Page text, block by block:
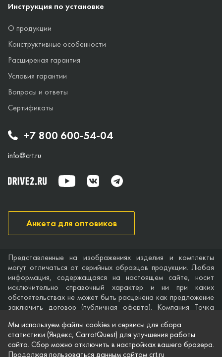
+7 800 600-54-04
info@crt.ru
Инструкция по установке
О продукции
Конструктивные особенности
Расширеная гарантия
Условия гарантии
Вопросы и ответы
Сертификаты
Анкета для оптовиков
Представленные на изображениях изделия и комплекты
могут отличаться от серийных образцов продукции. Любая
информация, содержащаяся на настоящем сайте, носит
исключительно справочный характер и ни при каких
обстоятельствах не может быть расценена как предложение
заключить договор (публичная оферта). Компания Точка
точности и полноты информации на веб-сайте, а также по
поводу беспрепятственного доступа к нему в любое время.
Технические характеристики и комплектация изделий,
Мы используем файлы cookies и сервисы для сбора
статистики (Яндекс, CarrotQuest) для улучшения работы
сайта. Сбор можно отключить в настройках вашего бразера.
Продолжая пользоваться данным сайтом crt.ru